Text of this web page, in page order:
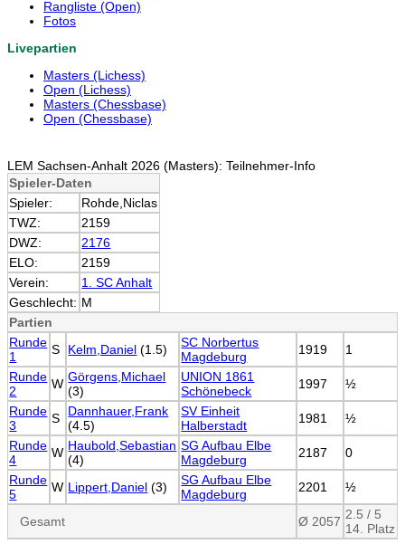
Rangliste (Open)
Fotos
Livepartien
Masters (Lichess)
Open (Lichess)
Masters (Chessbase)
Open (Chessbase)
LEM Sachsen-Anhalt 2026 (Masters): Teilnehmer-Info
Spieler-Daten
Spieler:
Rohde,Niclas
TWZ:
2159
DWZ:
2176
ELO:
2159
Verein:
1. SC Anhalt
Geschlecht: M
Partien
Runde
1
S Kelm,Daniel (1.5)
SC Norbertus
Magdeburg
1919
1
Runde
2
W Görgens,Michael
(3)
UNION 1861
Schönebeck
1997
½
Runde
3
S
Dannhauer,Frank
(4.5)
SV Einheit
Halberstadt
1981
½
Runde
4
W Haubold,Sebastian
(4)
SG Aufbau Elbe
Magdeburg
2187
0
Runde
5
W Lippert,Daniel (3)
SG Aufbau Elbe
Magdeburg
2201 ½
Gesamt Ø 2057 2.5 / 5
14. Platz